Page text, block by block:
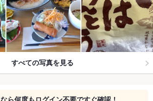
すべての写真を見る